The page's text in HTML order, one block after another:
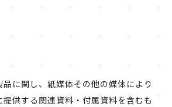
に関し、紙媒体その他の媒体により
供する関連資料・付属資料を含むも